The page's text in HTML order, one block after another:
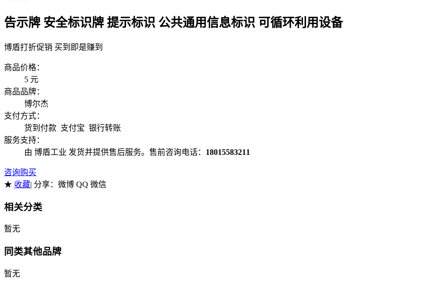
告示牌 安全标识牌 提示标识 公共通用信息标识 可循环利用设备
博盾打折促销 买到即是赚到
商品价格：
5 元
商品品牌：
博尔杰
支付方式：
货到付款 支付宝 银行转账
服务支持：
由 博盾工业 发货并提供售后服务。售前咨询电话： 18015583211
咨询购买
★ 收藏| 分享： 微博 QQ 微信
相关分类
暂无
同类其他品牌
暂无